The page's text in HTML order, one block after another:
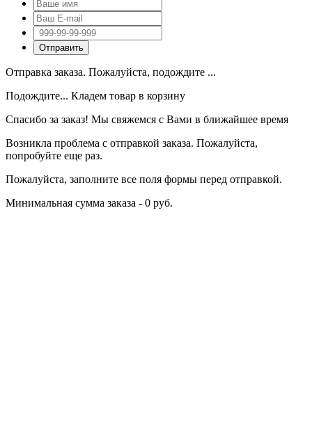
Отправка заказа. Пожалуйста, подождите ...
Подождите... Кладем товар в корзину
Спасибо за заказ! Мы свяжемся с Вами в ближайшее время
Возникла проблема с отправкой заказа. Пожалуйста,
попробуйте еще раз.
Пожалуйста, заполните все поля формы перед отправкой.
Минимальная сумма заказа - 0 руб.